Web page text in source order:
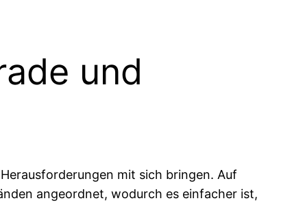
und
mit sich bringen. Auf
angeordnet, wodurch es einfacher ist,